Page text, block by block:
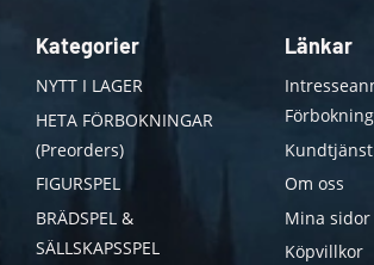
Kategorier
NYTT I LAGER
HETA FÖRBOKNINGAR
(Preorders)
FIGURSPEL
BRÄDSPEL &
SÄLLSKAPSSPEL
Länkar
Förbokning
Kundtjänst
Om oss
Mina sidor
Köpvillkor